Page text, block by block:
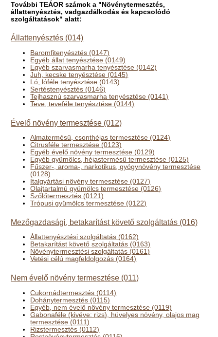
További TEÁOR számok a "Növénytermesztés,
állattenyésztés, vadgazdálkodás és kapcsolódó
szolgáltatások" alatt:
Állattenyésztés (014)
Baromfitenyésztés (0147)
Egyéb állat tenyésztése (0149)
Egyéb szarvasmarha tenyésztése (0142)
Juh, kecske tenyésztése (0145)
Ló, lóféle tenyésztése (0143)
Sertéstenyésztés (0146)
Tejhasznú szarvasmarha tenyésztése (0141)
Teve, teveféle tenyésztése (0144)
Évelő növény termesztése (012)
Almatermésű, csonthéjas termesztése (0124)
Citrusféle termesztése (0123)
Egyéb évelő növény termesztése (0129)
Egyéb gyümölcs, héjastermésű termesztése (0125)
Fűszer-, aroma-, narkotikus, gyógynövény termesztése
(0128)
Italgyártási növény termesztése (0127)
Olajtartalmú gyümölcs termesztése (0126)
Szőlőtermesztés (0121)
Trópusi gyümölcs termesztése (0122)
Mezőgazdasági, betakarítást követő szolgáltatás (016)
Állattenyésztési szolgáltatás (0162)
Betakarítást követő szolgáltatás (0163)
Növénytermesztési szolgáltatás (0161)
Vetési célú magfeldolgozás (0164)
Nem évelő növény termesztése (011)
Cukornádtermesztés (0114)
Dohánytermesztés (0115)
Egyéb, nem évelő növény termesztése (0119)
Gabonaféle (kivéve: rizs), hüvelyes növény, olajos mag
termesztése (0111)
Rizstermesztés (0112)